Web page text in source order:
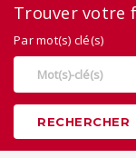
France
Trouver votre
Par mot(s) clé(s)
RECHERCHER